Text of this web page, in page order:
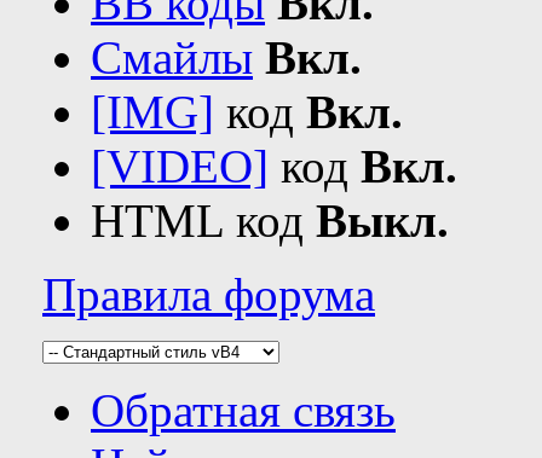
Смайлы Вкл.
[IMG] код Вкл.
[VIDEO] код Вкл.
HTML код Выкл.
Правила форума
Обратная связь